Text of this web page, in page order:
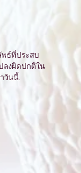
ธ์ที่ประสบ
ลงผิดปกติใน
วันนี้.